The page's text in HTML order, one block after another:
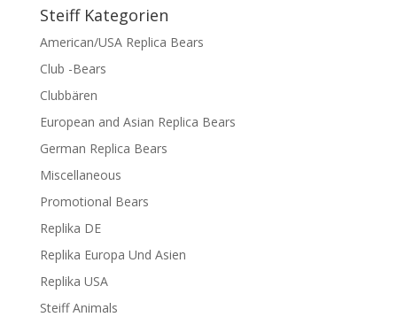
Steiff Kategorien
American/USA Replica Bears
Club -Bears
Clubbären
European and Asian Replica Bears
German Replica Bears
Miscellaneous
Promotional Bears
Replika DE
Replika Europa Und Asien
Replika USA
Steiff Animals